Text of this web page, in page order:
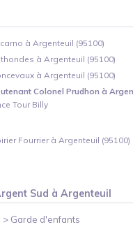
à Argenteuil (95100)
à Argenteuil (95100)
à Argenteuil (95100)
Colonel Prudhon à
Tour Billy
Fourrier à Argenteuil (95100)
Sud àArgenteuil
> Garde d'enfants